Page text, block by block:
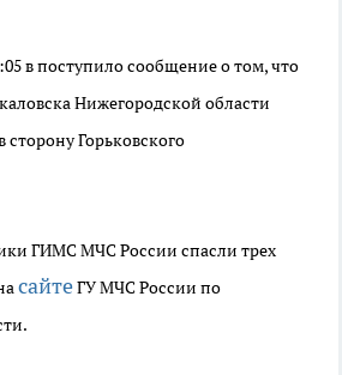
в поступило сообщение о том, что
Нижегородской области
сторону Горьковского
ГИМС МЧС России спасли трех
сайтеГУ МЧС России по